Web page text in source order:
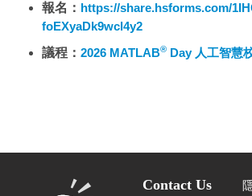
報名： https://share.hsforms.com/
foEXyaDk9wcl4y2
議程：2026 MATLAB® Day 人工智慧
Contact Us